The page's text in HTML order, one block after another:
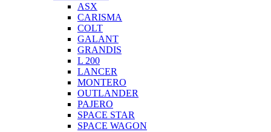
ASX
CARISMA
COLT
GALANT
GRANDIS
L 200
LANCER
MONTERO
OUTLANDER
PAJERO
SPACE STAR
SPACE WAGON